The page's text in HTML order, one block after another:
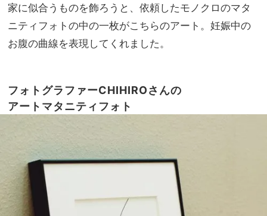
家に似合うものを飾ろうと、依頼したモノクロのマタ
ニティフォトの中の一枚がこちらのアート。妊娠中の
お腹の曲線を表現してくれました。
フォトグラファーCHIHIROさんの
アートマタニティフォト